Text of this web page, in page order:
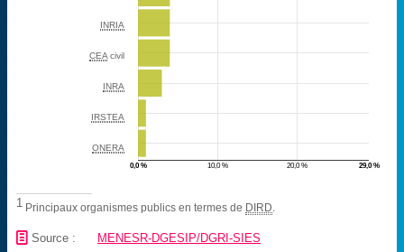
10,0 % 20,0 %
0,0 % 29,0 %
INRIA
CEA civil
INRA
IRSTEA
ONERA
1 Principaux organismes publics en termes de DIRD
📄 Source : MENESR-DGESIP/DGRI-SIES